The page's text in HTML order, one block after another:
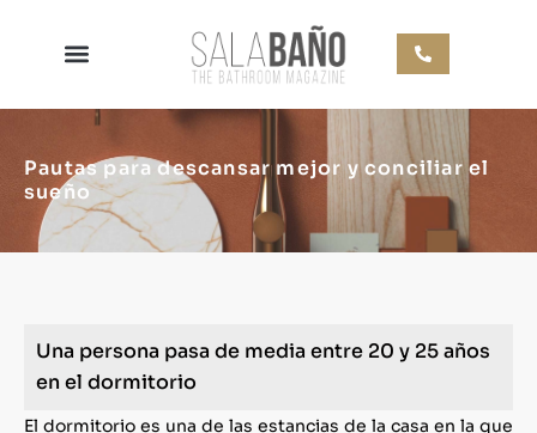
Pautas para descansar mejor y conciliar el
sueño
Una persona pasa de media entre 20 y 25 años
en el dormitorio
El dormitorio es una de las estancias de la casa en la que